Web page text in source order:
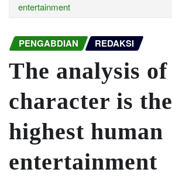
entertainment
PENGABDIAN REDAKSI
The analysis of
character is the
highest human
entertainment